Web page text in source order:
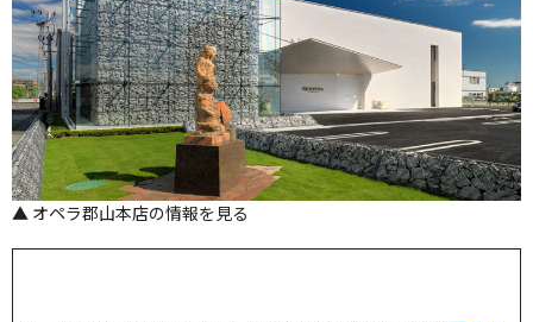
▲ オペラ郡山本店の情報を見る